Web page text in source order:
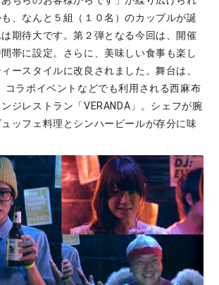
、なんと５組（１０名）のカップルが誕
期待大です。第２弾となる今回は、開催
帯に設定。さらに、美味しい食事も楽し
ースタイルに改良されました。舞台は、
コラボイベントなどでも利用される西麻布
ジレストラン「VERANDA」。シェフが腕
ッフェ料理とシンハービールが存分に味